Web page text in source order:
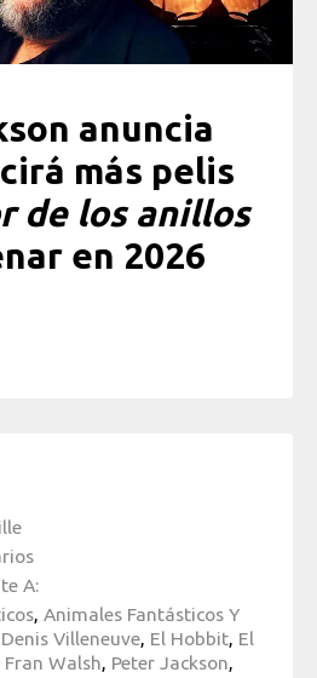
anuncia
más pelis
de los anillos
en 2026
A:
, Animales Fantásticos Y
Denis Villeneuve, El Hobbit, El
Fran Walsh, Peter Jackson,